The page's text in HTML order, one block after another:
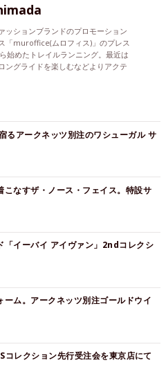
ッションブランドのプロモーション
「muroffice(ムロフィス)」のプレス
始めたトレイルランニング。最近は
ングライドを楽しむなどよりアクテ
るアークネッツ別注のワシューガル サ
こなすザ・ノース・フェイス。特設サ
「イーバイ アイヴァン」2ndコレクシ
ーム。アークネッツ別注ゴールドウイ
コレクション先行受注会を東京店にて